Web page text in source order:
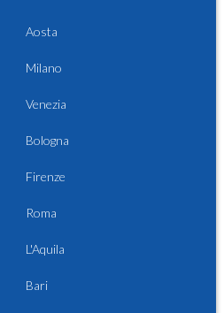
Aosta
Milano
Venezia
Bologna
Firenze
Roma
L'Aquila
Bari